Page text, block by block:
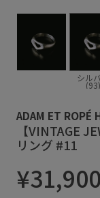
シル
(93)
ADAM ET ROPÉ
【VINTAGE
リング #11
¥31,900